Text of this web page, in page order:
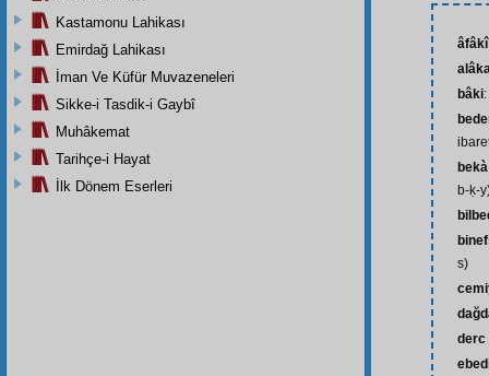
âfâkî
bâki
bekà
b-ḳ-
s)
derc
Kastamonu Lahikası
Emirdağ Lahikası
İman Ve Küfür Muvazeneleri
Sikke-i Tasdik-i Gaybî
Muhâkemat
Tarihçe-i Hayat
İlk Dönem Eserleri